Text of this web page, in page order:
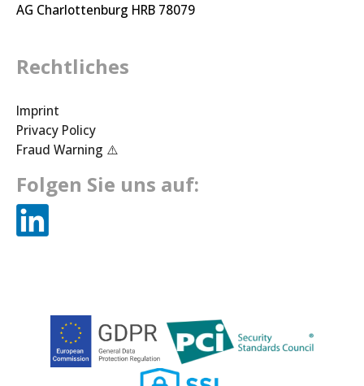
AG Charlottenburg HRB 78079
Rechtliches
Imprint
Privacy Policy
Fraud Warning ⚠️
Folgen Sie uns auf: